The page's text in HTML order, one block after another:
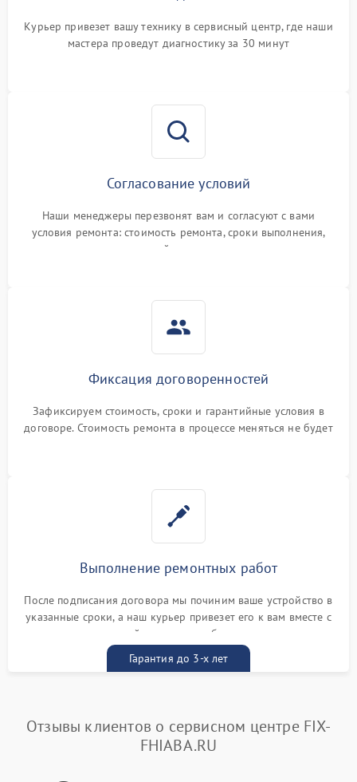
Курьер привезет вашу технику в сервисный центр, где наши
мастера проведут диагностику за 30 минут
Согласование условий
Наши менеджеры перезвонят вам и согласуют с вами
условия ремонта: стоимость ремонта, сроки выполнения,
гарантийные условия
Фиксация договоренностей
Зафиксируем стоимость, сроки и гарантийные условия в
договоре. Стоимость ремонта в процессе меняться не будет
Выполнение ремонтных работ
После подписания договора мы починим ваше устройство в
указанные сроки, а наш курьер привезет его к вам вместе с
гарантийным талоном бесплатно
Гарантия до 3-х лет
Отзывы клиентов о сервисном центре FIX-
FHIABA.RU